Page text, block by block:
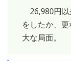
26,980円以
をしたか、
大な局面。